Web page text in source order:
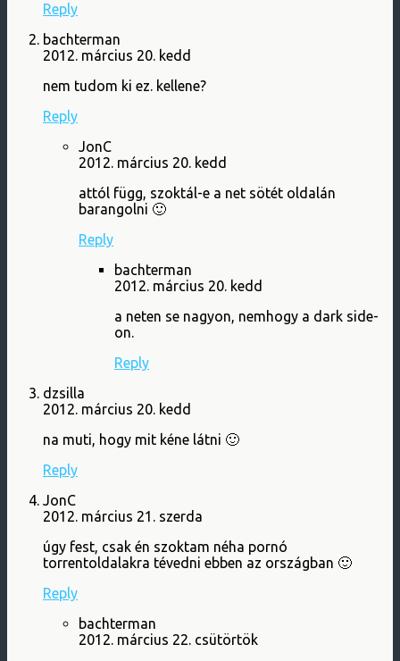
Reply
bachterman
2012. március 20. kedd
nem tudom ki ez. kellene?
Reply
JonC
2012. március 20. kedd
attól függ, szoktál-e a net sötét oldalán
barangolni 🙂
Reply
bachterman
2012. március 20. kedd
a neten se nagyon, nemhogy a dark side-
on.
Reply
dzsilla
2012. március 20. kedd
na muti, hogy mit kéne látni 🙂
Reply
JonC
2012. március 21. szerda
úgy fest, csak én szoktam néha pornó
torrentoldalakra tévedni ebben az országban 🙂
Reply
bachterman
2012. március 22. csütörtök